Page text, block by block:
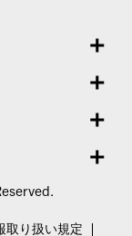
取り扱い規定